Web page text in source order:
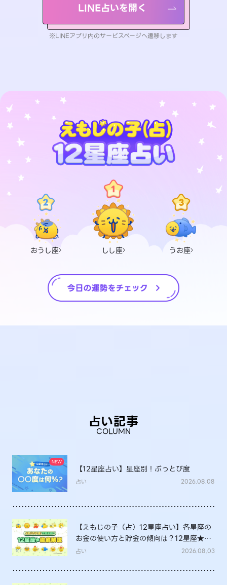
LINE占いを開く
※LINEアプリ内のサービスページへ遷移します
おうし座 しし座 うお座
占い記事
COLUMN
【12星座占い】星座別！ぶっとび度
占い 2026.08.08
【えもじの子（占）12星座占い】各星座の
お金の使い方と貯金の傾向は？12星座★徹
底解説
占い 2026.08.03